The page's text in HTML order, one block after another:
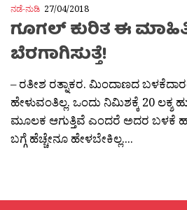
ನಡೆ-ನುಡಿ 27/04/2018
ಗೂಗಲ್ ಕುರಿತ ಈ ಮಾಹಿತಿ
ಬೆರಗಾಗಿಸುತ್ತೆ!
– ರತೀಶ ರತ್ನಾಕರ. ಮಿಂದಾಣದ
ಹೇಳುವಂತಿಲ್ಲ. ಒಂದು ನಿಮಿಶಕ್ಕೆ 20 ಲಕ್ಶ
ಮೂಲಕ ಆಗುತ್ತಿವೆ ಎಂದರೆ ಅದರ ಬಳಕೆ
ಬಗ್ಗೆ ಹೆಚ್ಚೇನೂ ಹೇಳಬೇಕಿಲ್ಲ....